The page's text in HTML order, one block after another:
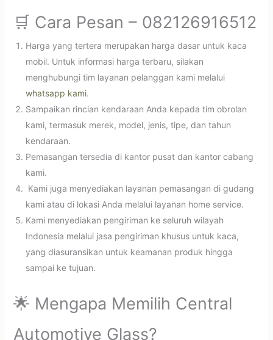
🛒 Cara Pesan – 082126916512
Harga yang tertera merupakan harga dasar untuk kaca
mobil. Untuk informasi harga terbaru, silakan
menghubungi tim layanan pelanggan kami melalui
whatsapp kami.
Sampaikan rincian kendaraan Anda kepada tim obrolan
kami, termasuk merek, model, jenis, tipe, dan tahun
kendaraan.
Pemasangan tersedia di kantor pusat dan kantor cabang
kami.
Kami juga menyediakan layanan pemasangan di gudang
kami atau di lokasi Anda melalui layanan home service.
Kami menyediakan pengiriman ke seluruh wilayah
Indonesia melalui jasa pengiriman khusus untuk kaca,
yang diasuransikan untuk keamanan produk hingga
sampai ke tujuan.
🌟 Mengapa Memilih Central
Automotive Glass?